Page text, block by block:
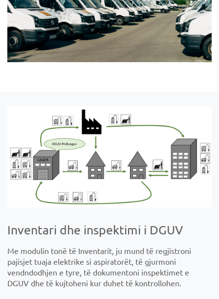
Inventari dhe inspektimi i DGUV
Me modulin tonë të Inventarit, ju mund të regjistroni
pajisjet tuaja elektrike si aspiratorët, të gjurmoni
vendndodhjen e tyre, të dokumentoni inspektimet e
DGUV dhe të kujtoheni kur duhet të kontrollohen.